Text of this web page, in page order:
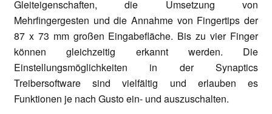
Gleiteigenschaften, die Umsetzung von
Mehrfingergesten und die Annahme von Fingertips der
87 x 73 mm großen Eingabefläche. Bis zu vier Finger
können gleichzeitig erkannt werden. Die
Einstellungsmöglichkeiten in der Synaptics
Treibersoftware sind vielfältig und erlauben es
Funktionen je nach Gusto ein- und auszuschalten.